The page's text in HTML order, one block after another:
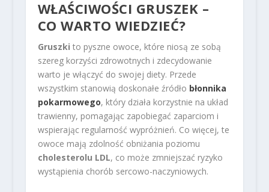
WŁAŚCIWOŚCI GRUSZEK –
CO WARTO WIEDZIEĆ?
Gruszki to pyszne owoce, które niosą ze sobą
szereg korzyści zdrowotnych i zdecydowanie
warto je włączyć do swojej diety. Przede
wszystkim stanowią doskonałe źródło błonnika
pokarmowego, który działa korzystnie na układ
trawienny, pomagając zapobiegać zaparciom i
wspierając regularność wypróżnień. Co więcej, te
owoce mają zdolność obniżania poziomu
cholesterolu LDL, co może zmniejszać ryzyko
wystąpienia chorób sercowo-naczyniowych.